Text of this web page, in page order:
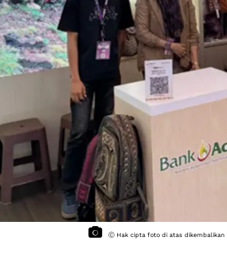
Ⓒ Hak cipta foto di atas dikembalikan